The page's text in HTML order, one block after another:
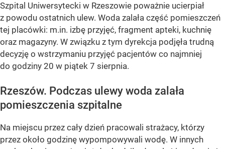
Szpital Uniwersytecki w Rzeszowie poważnie ucierpiał
z powodu ostatnich ulew. Woda zalała część pomieszczeń
tej placówki: m.in. izbę przyjęć, fragment apteki, kuchnię
oraz magazyny. W związku z tym dyrekcja podjęła trudną
decyzję o wstrzymaniu przyjęć pacjentów co najmniej
do godziny 20 w piątek 7 sierpnia.
Rzeszów. Podczas ulewy woda zalała
pomieszczenia szpitalne
Na miejscu przez cały dzień pracowali strażacy, którzy
przez około godzinę wypompowywali wodę. W innych